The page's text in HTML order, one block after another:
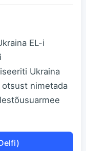
EL-i
Ukraina
nimetada